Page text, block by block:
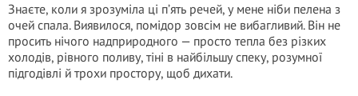
Знаєте, коли я зрозуміла ці п’ять речей, у мене ніби пелена з
очей спала. Виявилося, помідор зовсім не вибагливий. Він не
просить нічого надприродного — просто тепла без різких
холодів, рівного поливу, тіні в найбільшу спеку, розумної
підгодівлі й трохи простору, щоб дихати.